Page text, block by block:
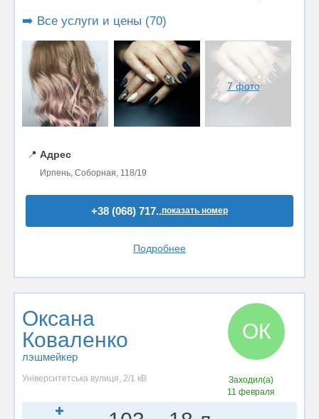
➡️ Все услуги и цены (70)
7 фото
📍 Адрес
Ирпень, Соборная, 118/19
+38 (068) 717..показать номер
Подробнее
Оксана
Коваленко
лэшмейкер
ОК
Університетська вулиця, 2/1 кВ
Заходил(а)
11 февраля